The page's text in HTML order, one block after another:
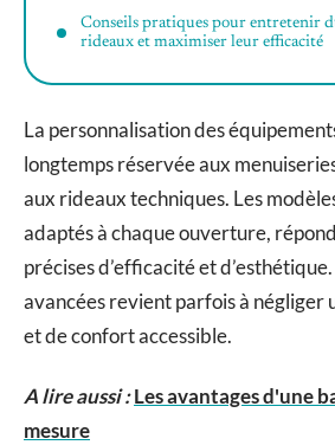
Conseils pratiques pour entretenir
rideaux et maximiser leur efficacité
La personnalisation des
longtemps réservée aux
aux rideaux techniques. Les
adaptés à chaque ouverture,
précises d’efficacité et
avancées revient parfois à négliger
et de confort accessible.
A lire aussi :Les avantages d'une
mesure